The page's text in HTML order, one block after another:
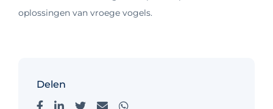
oplossingen van vroege vogels.
Delen